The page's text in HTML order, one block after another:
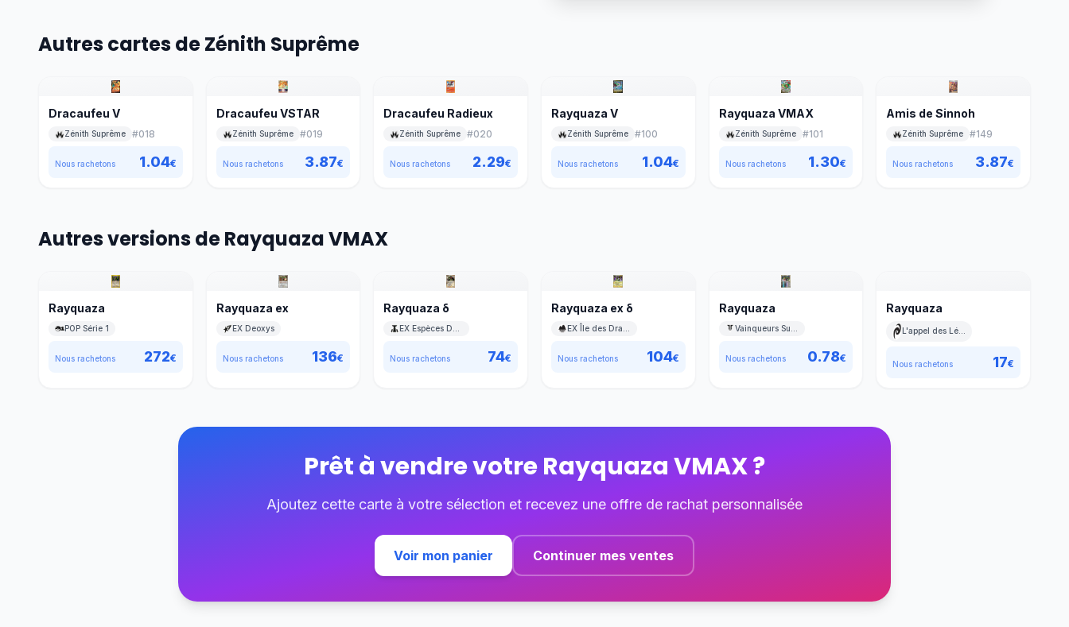
Autres cartes de Zénith Suprême
Dracaufeu V
Zénith Suprême #018
Nous rachetons 1.04€
Dracaufeu VSTAR
Zénith Suprême #019
Nous rachetons 3.87€
Dracaufeu Radieux
Zénith Suprême #020
Nous rachetons 2.29€
Rayquaza V
Zénith Suprême #100
Nous rachetons 1.04€
Rayquaza VMAX
Zénith Suprême #101
Nous rachetons 1.30€
Amis de Sinnoh
Zénith Suprême #149
Nous rachetons 3.87€
Autres versions de Rayquaza VMAX
Rayquaza
POP Série 1
Nous rachetons 272€
Rayquaza ex
EX Deoxys
Nous rachetons 136€
Rayquaza δ
Nous rachetons 74€
Rayquaza ex δ
Nous rachetons 104€
Rayquaza
Nous rachetons 0.78€
Rayquaza
Nous rachetons 17€
Prêt à vendre votreRayquaza VMAX?
Ajoutez cette carte à votre sélection et recevez une offre de rachat personnalisée
Voir mon panier Continuer mes ventes